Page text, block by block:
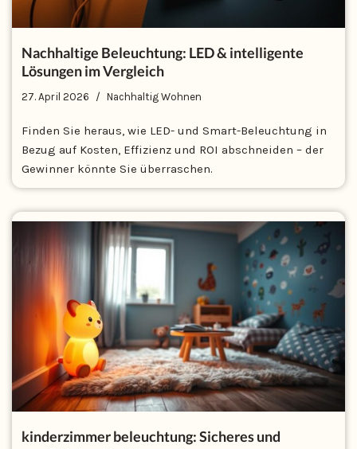
Nachhaltige Beleuchtung: LED & intelligente
Lösungen im Vergleich
27. April 2026 Nachhaltig Wohnen
Finden Sie heraus, wie LED- und Smart-Beleuchtung in
Bezug auf Kosten, Effizienz und ROI abschneiden – der
Gewinner könnte Sie überraschen.
kinderzimmer beleuchtung: Sicheres und